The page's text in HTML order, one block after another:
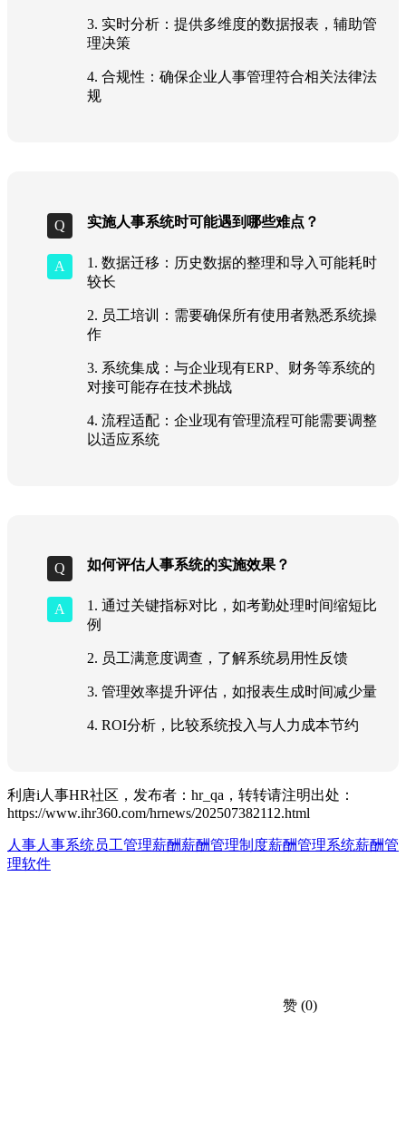
3. 实时分析：提供多维度的数据报表，辅助管
理决策
4. 合规性：确保企业人事管理符合相关法律法
规
实施人事系统时可能遇到哪些难点？
1. 数据迁移：历史数据的整理和导入可能耗时
较长
2. 员工培训：需要确保所有使用者熟悉系统操
作
3. 系统集成：与企业现有ERP、财务等系统的
对接可能存在技术挑战
4. 流程适配：企业现有管理流程可能需要调整
以适应系统
如何评估人事系统的实施效果？
1. 通过关键指标对比，如考勤处理时间缩短比
例
2. 员工满意度调查，了解系统易用性反馈
3. 管理效率提升评估，如报表生成时间减少量
4. ROI分析，比较系统投入与人力成本节约
利唐i人事HR社区，发布者：hr_qa，转转请注明出处：
https://www.ihr360.com/hrnews/202507382112.html
人事人事系统员工管理薪酬薪酬管理制度薪酬管理系统薪酬管
理软件
赞 (0)